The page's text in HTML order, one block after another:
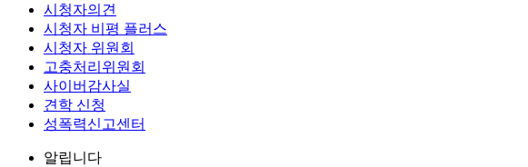
시청자의견
시청자 비평 플러스
시청자 위원회
고충처리위원회
사이버감사실
견학 신청
성폭력신고센터
알립니다